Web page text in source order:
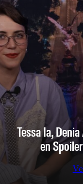
Tessa Ia,
en